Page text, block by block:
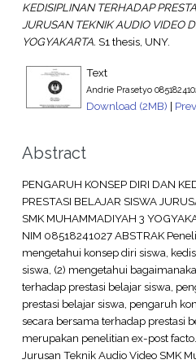
KEDISIPLINAN TERHADAP
JURUSAN TEKNIK AUDIO VIDEO
YOGYAKARTA. S1 thesis, UNY.
Text
Andrie Prasetyo
Download (2MB) |
Abstract
PENGARUH KONSEP DIRI DAN
PRESTASI BELAJAR SISWA
SMK MUHAMMADIYAH 3
NIM 08518241027 ABSTRAK
mengetahui konsep diri siswa,
siswa, (2) mengetahui
terhadap prestasi belajar siswa,
prestasi belajar siswa, pengaruh
secara bersama terhadap prestasi
merupakan penelitian ex-post
Jurusan Teknik Audio Video SMK